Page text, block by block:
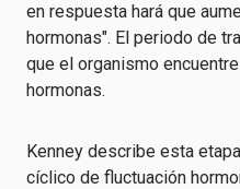
en respuesta hará que
hormonas". El periodo de
que el organismo
hormonas.
Kenney describe esta
cíclico de fluctuación